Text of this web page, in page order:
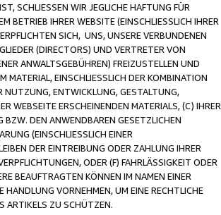
SCHLIESSEN WIR JEGLICHE HAFTUNG FÜR
BETRIEB IHRER WEBSITE (EINSCHLIESSLICH IHRER
SICH, UNS, UNSERE VERBUNDENEN
(DIRECTORS) UND VERTRETER VON
ANWALTSGEBÜHREN) FREIZUSTELLEN UND
MATERIAL, EINSCHLIESSLICH DER KOMBINATION
NUTZUNG, ENTWICKLUNG, GESTALTUNG,
WEBSEITE ERSCHEINENDEN MATERIALS, (C) IHRER
DEN ANWENDBAREN GESETZLICHEN
(EINSCHLIESSLICH EINER
DER EINTREIBUNG ODER ZAHLUNG IHRER
ODER (F) FAHRLÄSSIGKEIT ODER
BEAUFTRAGTEN KÖNNEN IM NAMEN EINER
VORNEHMEN, UM EINE RECHTLICHE
ARTIKELS ZU SCHÜTZEN.